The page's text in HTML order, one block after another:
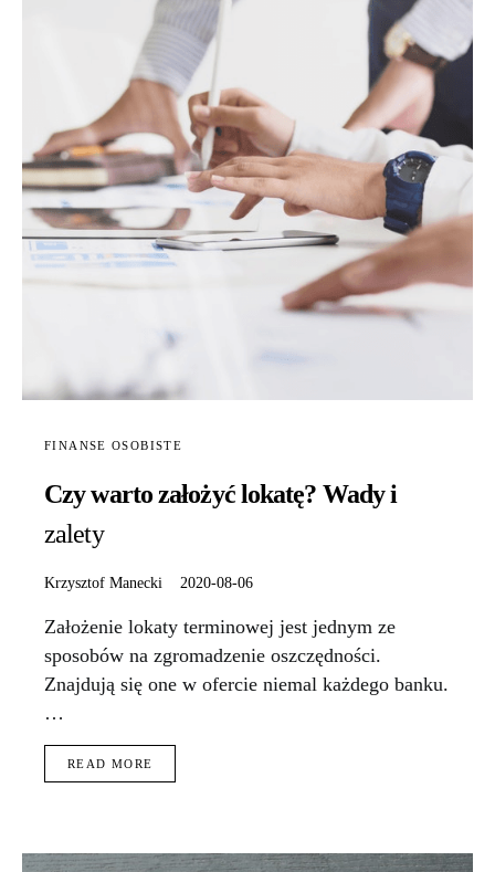
FINANSE OSOBISTE
Czy warto założyć lokatę? Wady i
zalety
Krzysztof Manecki 2020-08-06
Założenie lokaty terminowej jest jednym ze
sposobów na zgromadzenie oszczędności.
Znajdują się one w ofercie niemal każdego banku.
…
READ MORE